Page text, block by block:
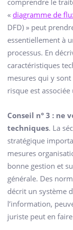
« diagramme de
DFD) » peut
essentiellement à
processus. En
caractéristiques
mesures qui y
risque est
Conseil n° 3 : ne
techniques. La
stratégique
mesures
bonne gestion et
générale. Des
décrit un système
l’information,
juriste peut en